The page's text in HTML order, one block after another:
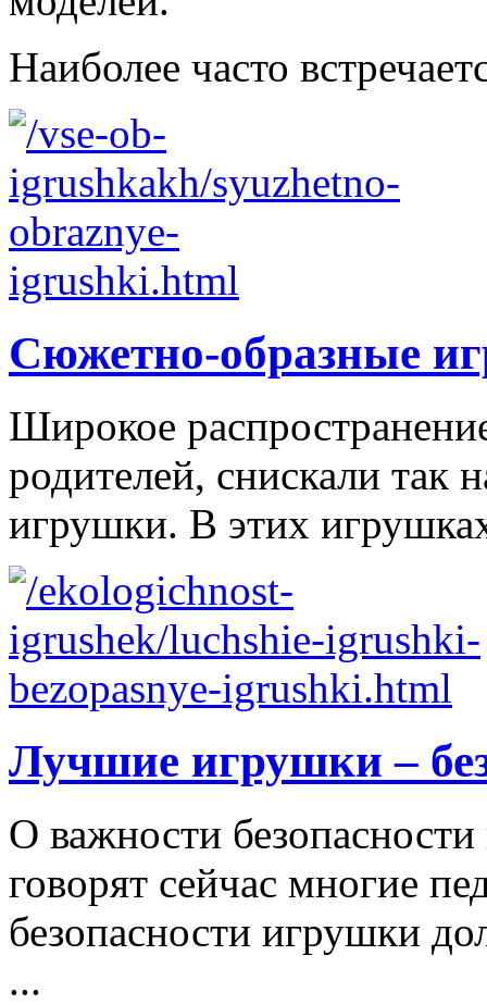
Наиболее часто
Сюжетно-образные
Широкое
родителей, снискали так
игрушки. В этих
Лучшие игрушки –
О важности
говорят сейчас многие
безопасности игрушки
...